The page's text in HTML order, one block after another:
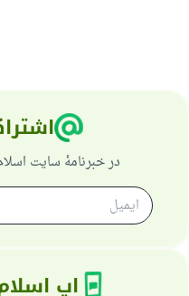
در خبرنامهٔ سایت
اپ